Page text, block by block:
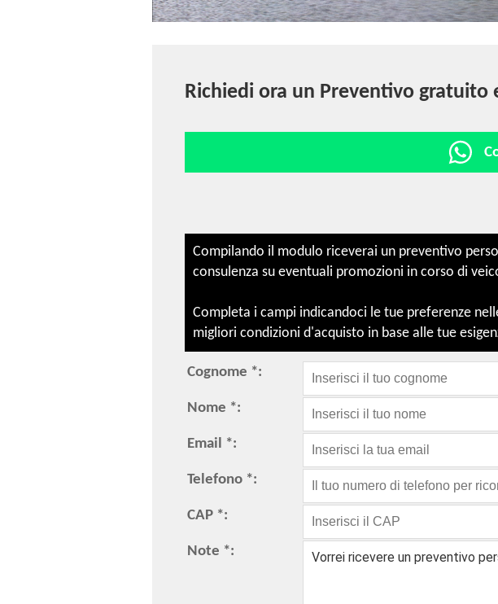
Richiedi ora un Preventivo gratuito
Compilando il modulo riceverai un preventivo
consulenza su eventuali promozioni in corso di
Completa i campi indicandoci le tue preferenze
migliori condizioni d'acquisto in base alle tue
Cognome *:
Nome *:
Email *:
Telefono *:
CAP *:
Note *: